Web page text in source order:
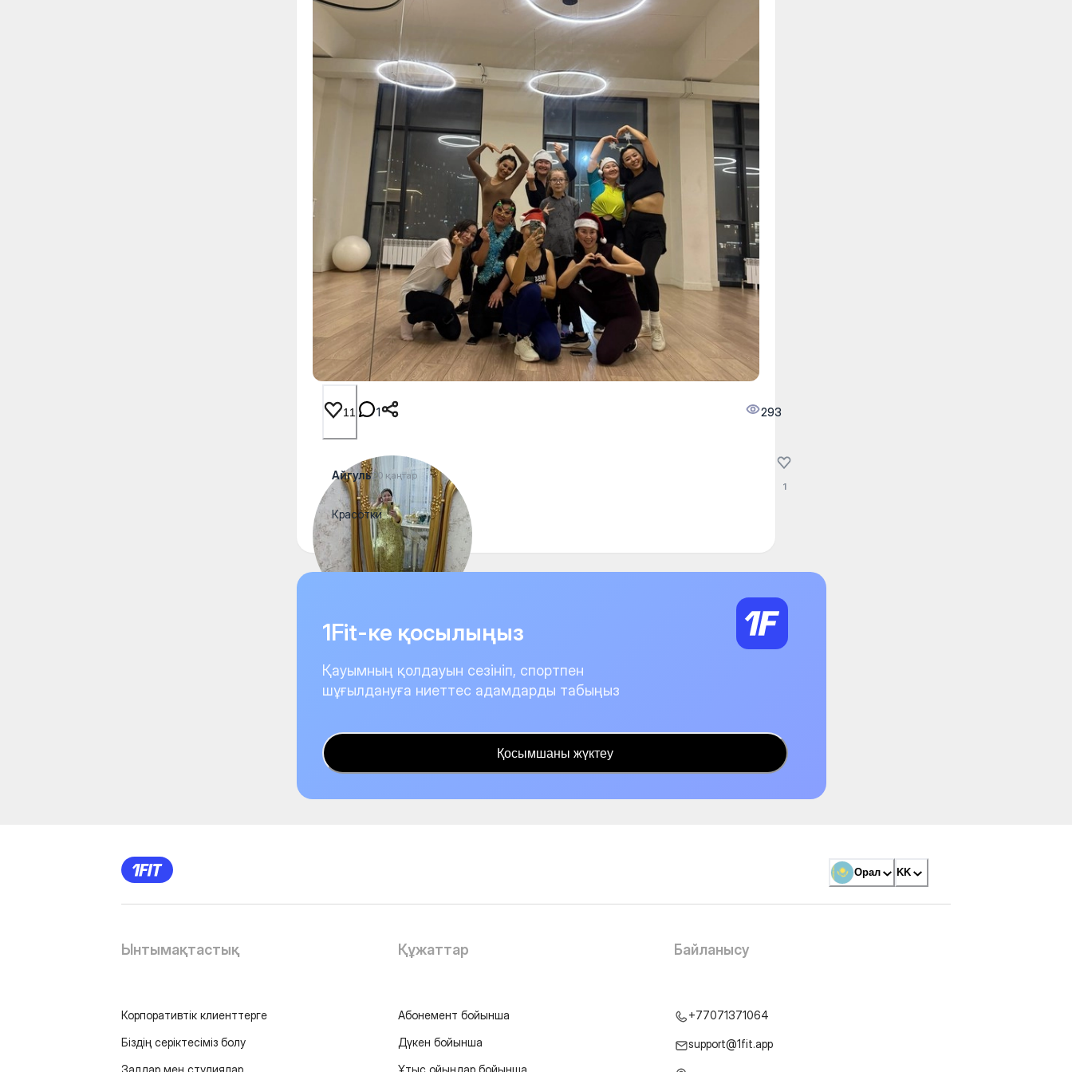
11 1 293
Айгуль20 қаңтар
Красотки
1
1Fit-ке қосылыңыз
Қауымның қолдауын сезініп, спортпен
шұғылдануға ниеттес адамдарды табыңыз
Қосымшаны жүктеу
Орал KK
Ынтымақтастық
Корпоративтік клиенттерге
Біздің серіктесіміз болу
Залдар мен студиялар
Құжаттар
Абонемент бойынша
Дүкен бойынша
Ұтыс ойындар бойынша
Байланысу
+77071371064
support@1fit.app